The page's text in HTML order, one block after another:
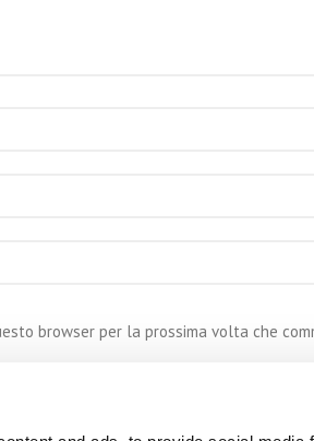
browser per la prossima volta che